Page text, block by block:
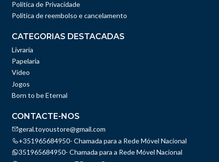
Política de Privacidade
Politica de reembolso e cancelamento
CATEGORIAS DESTACADAS
Livraria
Papelaria
Vídeo
Jogos
Born to be Eternal
CONTACTE-NOS
geral.toyoustore@gmail.com
+351965684950- Chamada para a Rede Móvel Nacional
351965684950- Chamada para a Rede Móvel Nacional